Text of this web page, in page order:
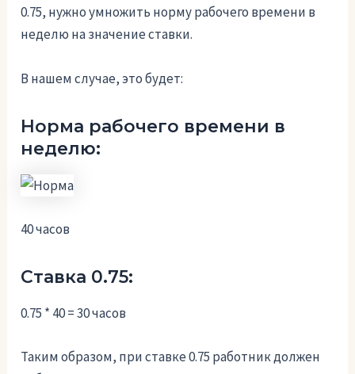
0.75, нужно умножить норму рабочего времени в
неделю на значение ставки.
В нашем случае, это будет:
Норма рабочего времени в
неделю:
40 часов
Ставка 0.75:
0.75 * 40 = 30 часов
Таким образом, при ставке 0.75 работник должен